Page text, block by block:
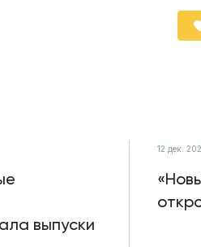
выпуски
12 дек.